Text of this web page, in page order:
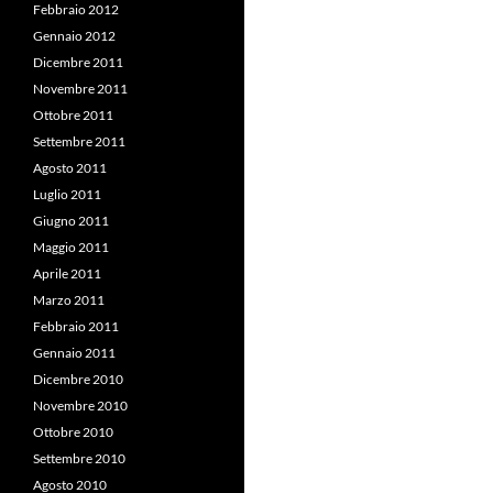
Febbraio 2012
Gennaio 2012
Dicembre 2011
Novembre 2011
Ottobre 2011
Settembre 2011
Agosto 2011
Luglio 2011
Giugno 2011
Maggio 2011
Aprile 2011
Marzo 2011
Febbraio 2011
Gennaio 2011
Dicembre 2010
Novembre 2010
Ottobre 2010
Settembre 2010
Agosto 2010